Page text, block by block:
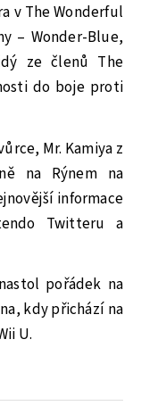
v The Wonderful
– Wonder-Blue,
ze členů The
do boje proti
Mr. Kamiya z
na Rýnem na
informace
Twitteru a
pořádek na
kdy přichází na
U.